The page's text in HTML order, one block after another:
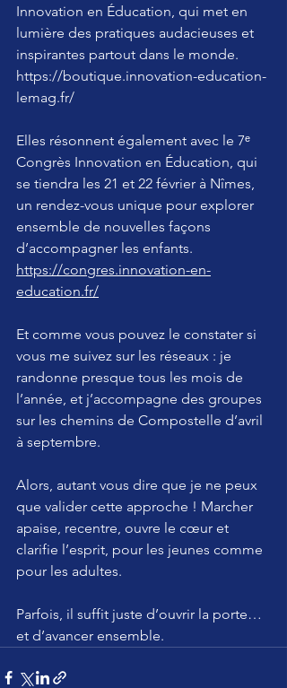
Innovation en Éducation, qui met en
lumière des pratiques audacieuses et
inspirantes partout dans le monde.
https://boutique.innovation-education-
lemag.fr/
Elles résonnent également avec le 7ᵉ
Congrès Innovation en Éducation, qui
se tiendra les 21 et 22 février à Nîmes,
un rendez-vous unique pour explorer
ensemble de nouvelles façons
d’accompagner les enfants.
https://congres.innovation-en-
education.fr/
Et comme vous pouvez le constater si
vous me suivez sur les réseaux : je
randonne presque tous les mois de
l’année, et j’accompagne des groupes
sur les chemins de Compostelle d’avril
à septembre.
Alors, autant vous dire que je ne peux
que valider cette approche ! Marcher
apaise, recentre, ouvre le cœur et
clarifie l’esprit, pour les jeunes comme
pour les adultes.
Parfois, il suffit juste d’ouvrir la porte…
et d’avancer ensemble.